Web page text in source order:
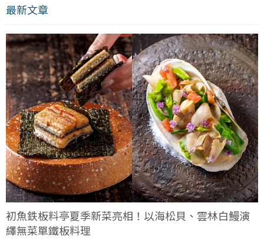
最新文章
初魚鉄板料亭夏季新菜亮相！以海松貝、雲林白鰻演
繹無菜單鐵板料理